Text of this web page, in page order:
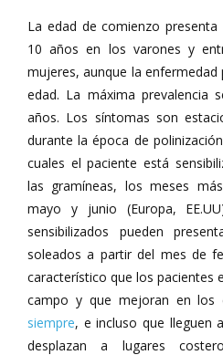
La edad de comienzo
10 años en los varones y
mujeres, aunque la enfermedad
edad. La máxima prevalencia
años. Los síntomas son
durante la época de
cuales el paciente está
las gramíneas, los meses
mayo y junio (Europa,
sensibilizados pueden
soleados a partir del mes de
característico que los pacientes
campo y que mejoran en los
siempre, e incluso que lleguen
desplazan a lugares